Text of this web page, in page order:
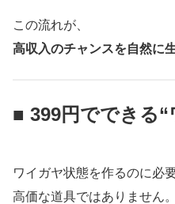
この流れが、
高収入のチャンスを自然に
■ 399円でできる
ワイガヤ状態を作るのに必
高価な道具ではありません。